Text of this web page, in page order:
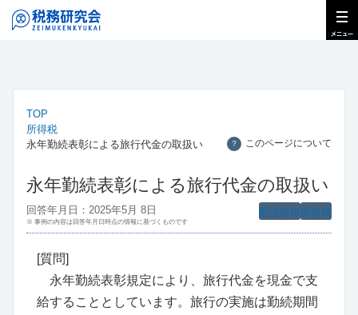
TOP
所得税
永年勤続表彰による旅行代金の取扱い
？ このページについて
永年勤続表彰による旅行代金の取扱い
所得税
配当所得
回答年月日：2025年5月 8日
※ 事例の内容は回答年月日時点の情報に基づくものです
[質問]
永年勤続表彰規定により、旅行代金を現金で支
給することとしています。旅行の実施は勤続期間